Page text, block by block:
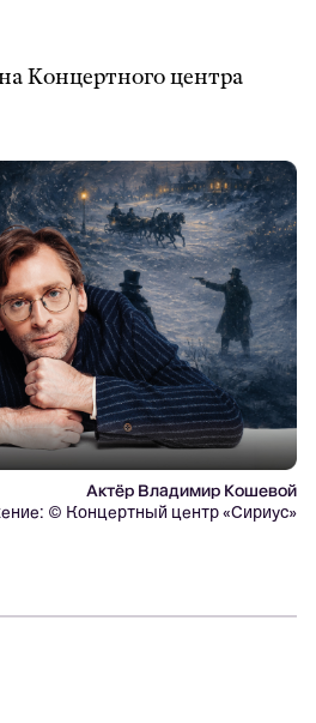
Концертного центра
Актёр Владимир Кошевой
© Концертный центр «Сириус»